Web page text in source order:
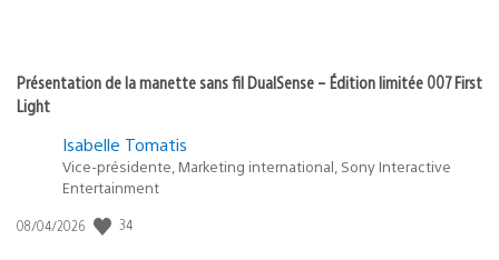
Présentation de la manette sans fil DualSense – Édition limitée 007 First
Light
Isabelle Tomatis
Vice-présidente, Marketing international, Sony Interactive
Entertainment
Date
08/04/2026 34